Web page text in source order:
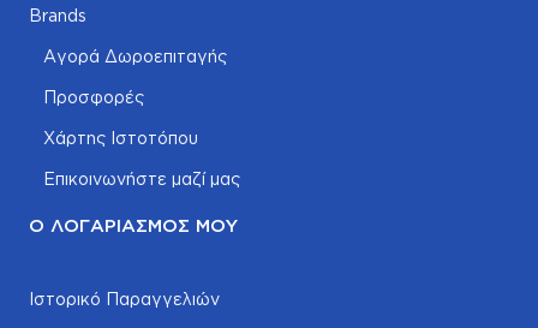
Brands
Αγορά Δωροεπιταγής
Προσφορές
Χάρτης Ιστοτόπου
Επικοινωνήστε μαζί μας
Ο ΛΟΓΑΡΙΑΣΜΌΣ ΜΟΥ
Ιστορικό Παραγγελιών